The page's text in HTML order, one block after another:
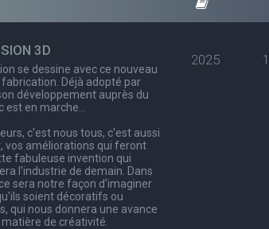
3D
se dessine avec ce nouveau
Déjà adopté par
développement auprès du
est en marche…
c'est nous tous, c'est aussi
vos améliorations qui feront
fabuleuse invention qui
l'industrie de demain. Dans
sera notre façon d'imaginer
soient décoratifs ou
qui nous donnera une avance
de créativité.
2025